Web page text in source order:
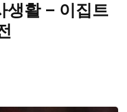
생활 – 이집트